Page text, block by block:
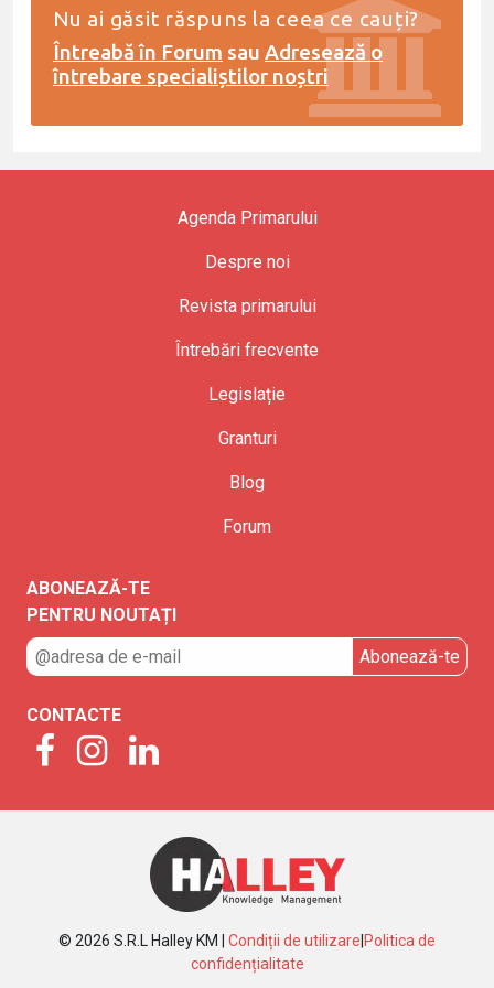
Nu ai găsit răspuns la ceea ce cauți?
Întreabă în Forum sau Adresează o
întrebare specialiștilor noștri
Agenda Primarului
Despre noi
Revista primarului
Întrebări frecvente
Legislație
Granturi
Blog
Forum
ABONEAZĂ-TE
PENTRU NOUTAȚI
CONTACTE
© 2026 S.R.L Halley KM | Condiții de utilizare Politica de
confidențialitate